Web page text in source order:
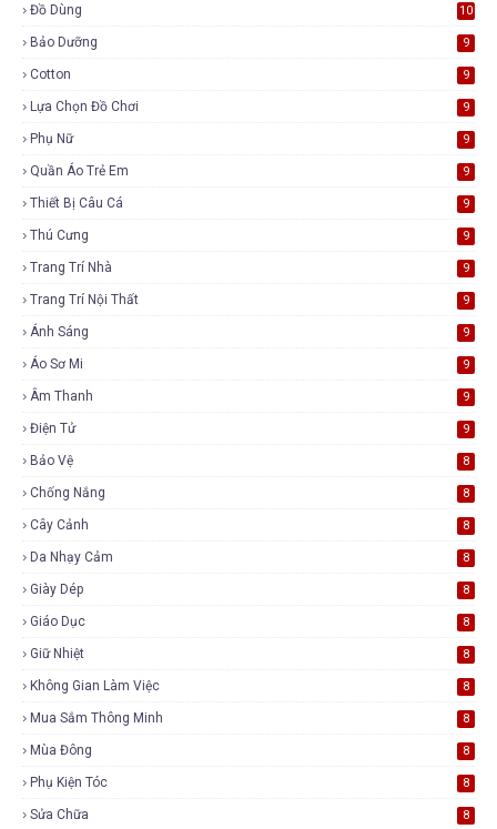
Đồ Dùng 10
Bảo Dưỡng 9
Cotton 9
Lựa Chọn Đồ Chơi 9
Phụ Nữ 9
Quần Áo Trẻ Em 9
Thiết Bị Câu Cá 9
Thú Cưng 9
Trang Trí Nhà 9
Trang Trí Nội Thất 9
Ánh Sáng 9
Áo Sơ Mi 9
Âm Thanh 9
Điện Tử 9
Bảo Vệ 8
Chống Nắng 8
Cây Cảnh 8
Da Nhạy Cảm 8
Giày Dép 8
Giáo Dục 8
Giữ Nhiệt 8
Không Gian Làm Việc 8
Mua Sắm Thông Minh 8
Mùa Đông 8
Phụ Kiện Tóc 8
Sửa Chữa 8